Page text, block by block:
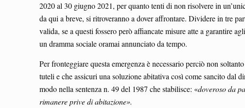
2020 al 30 giugno 2021, per quanto tenti di non risolvere in
da qui a breve, si ritroveranno a dover affrontare. Dividere in tre
valida, se a questi fossero però affiancate misure atte a garantire
un dramma sociale oramai annunciato da tempo.
Per fronteggiare questa emergenza è necessario perciò non
tuteli e che assicuri una soluzione abitativa così come sancito dal
modo nella sentenza n. 49 del 1987 che stabilisce: «doveroso da
rimanere prive di abitazione».